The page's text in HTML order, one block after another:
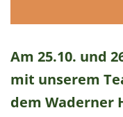
Am 25.10. und
mit unserem
dem Waderner